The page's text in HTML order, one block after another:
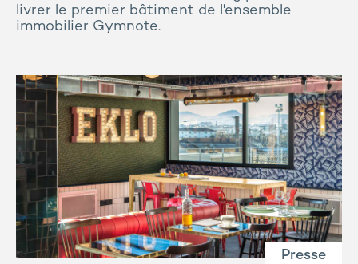
livrer le premier bâtiment de l'ensemble
immobilier Gymnote.
Presse